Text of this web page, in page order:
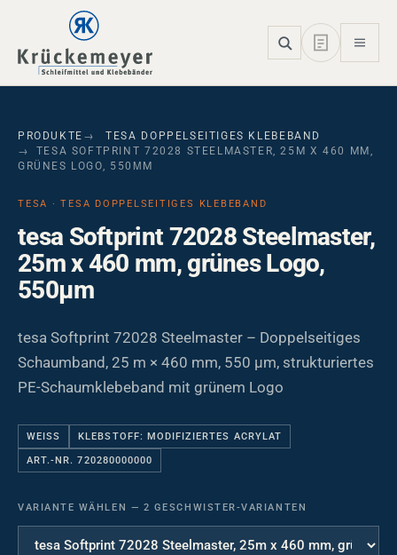
Skip to main navigation
Skip to main content
Skip to page footer
PRODUKTE
TESA DOPPELSEITIGES KLEBEBAND
TESA SOFTPRINT 72028 STEELMASTER, 25M X 460 MM,
GRÜNES LOGO, 550ΜM
TESA · TESA DOPPELSEITIGES KLEBEBAND
tesa Softprint 72028 Steelmaster,
25m x 460 mm, grünes Logo,
550µm
tesa Softprint 72028 Steelmaster – Doppelseitiges
Schaumband, 25 m × 460 mm, 550 µm, strukturiertes
PE-Schaumklebeband mit grünem Logo
WEISS KLEBSTOFF: MODIFIZIERTES ACRYLAT
ART.-NR. 720280000000
VARIANTE WÄHLEN — 2 GESCHWISTER-VARIANTEN